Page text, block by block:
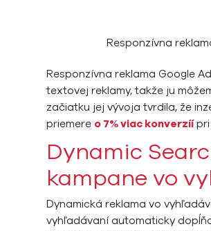
Responzívna
Responzívna reklama Google
textovej reklamy, takže ju
začiatku jej vývoja tvrdila, že
priemere o 7% viac konverzíípri
Dynamic
kampane vo
Dynamická reklama vo
vyhľadávaní automaticky